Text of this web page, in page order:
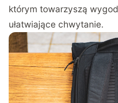
którym towarzyszą
ułatwiające chwytanie.